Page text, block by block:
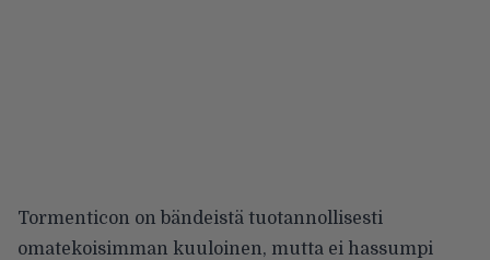
Tormenticon on bändeistä tuotannollisesti
omatekoisimman kuuloinen, mutta ei hassumpi